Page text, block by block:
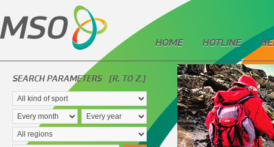
HOME HOTLINE
SEARCH PARAMETERS [R. TO Z.]